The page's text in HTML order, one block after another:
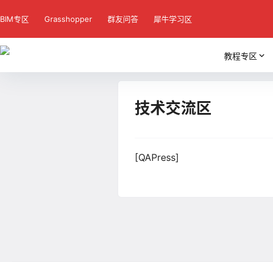
BIM专区 Grasshopper 群友问答 犀牛学习区
教程专区
技术交流区
[QAPress]